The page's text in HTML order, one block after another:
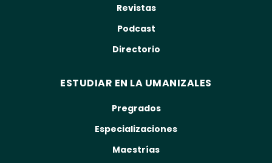
Revistas
Podcast
Directorio
ESTUDIAR EN LA UMANIZALES
Pregrados
Especializaciones
Maestrías